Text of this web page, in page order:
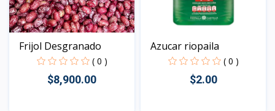
Frijol Desgranado
( 0 )
$8,900.00
Azucar riopaila
( 0 )
$2.00